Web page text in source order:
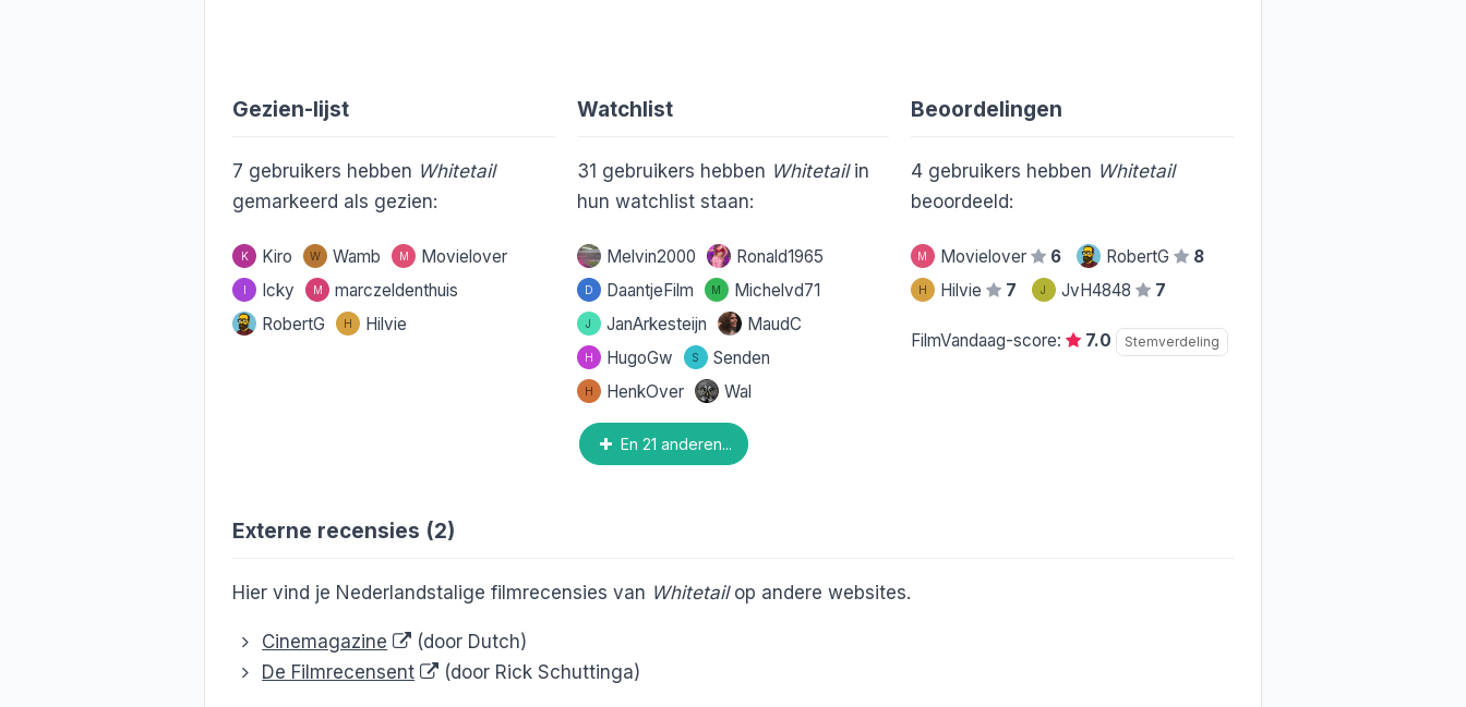
Gezien-lijst
7 gebruikers hebben Whitetail
gemarkeerd als gezien:
K Kiro W Wamb M Movielover
Icky M
marczeldenthuis
RobertG
H Hilvie
Watchlist
31 gebruikers hebben Whitetailin
hun watchlist staan:
Melvin2000 Ronald1965
D DaantjeFilm M Michelvd71
J JanArkesteijn MaudC
H HugoGw S Senden
H HenkOver Wal
En 21 anderen...
Beoordelingen
4gebruikers hebben Whitetail
beoordeeld:
M Movielover 6 RobertG 8
H Hilvie 7 J JvH4848 7
FilmVandaag-score: 7.0 Stemverdeling
Externe recensies (2)
Hier vind je Nederlandstalige filmrecensies van Whitetailop andere websites.
Cinemagazine
(door Dutch)
De Filmrecensent
(door Rick Schuttinga)